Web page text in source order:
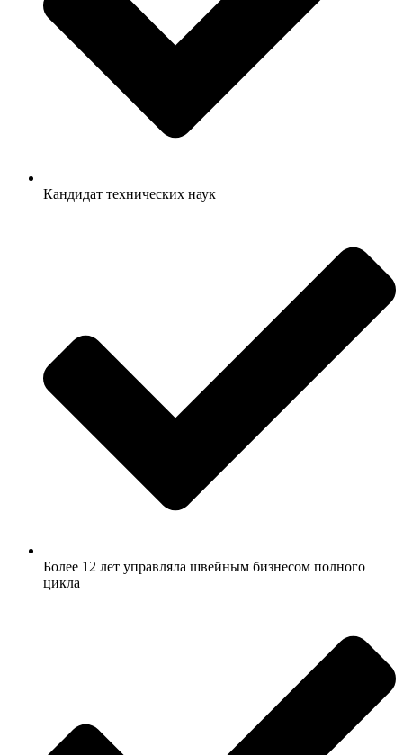
Кандидат технических наук
Более 12 лет управляла швейным бизнесом полного
цикла